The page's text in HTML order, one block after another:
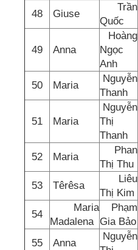
48 Giuse
Trần
Quốc
49 Anna
Hoàng
Ngọc
Anh
50 Maria
Nguyễn
Thanh
51 Maria
Nguyễn
Thị
Thanh
52 Maria
Phan
Thị Thu
53
Têrêsa
Liêu
Thị Kim
54
Maria
Madalena
Phạm
Gia Bảo
55 Anna
Nguyễn